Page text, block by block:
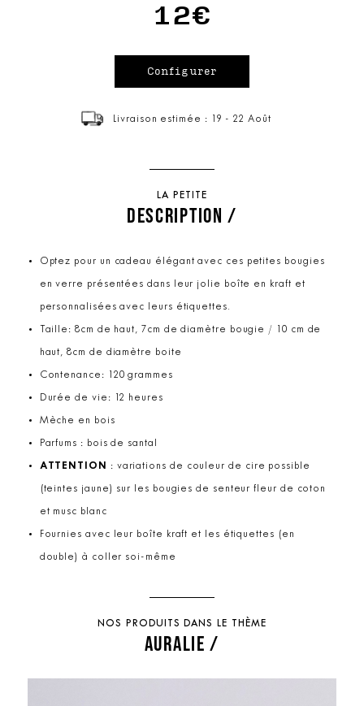
12€
Livraison estimée : 19 - 22 Août
LA PETITE
DESCRIPTION /
Optez pour un cadeau élégant avec ces petites bougies
en verre présentées dans leur jolie boîte en kraft et
personnalisées avec leurs étiquettes.
Taille: 8cm de haut, 7cm de diamètre bougie / 10 cm de
haut, 8cm de diamètre boite
Contenance: 120 grammes
Durée de vie: 12 heures
Mèche en bois
Parfums : bois de santal
ATTENTION : variations de couleur de cire possible
(teintes jaune) sur les bougies de senteur fleur de coton
et musc blanc
Fournies avec leur boîte kraft et les étiquettes (en
double) à coller soi-même
NOS PRODUITS DANS LE THÈME
AURALIE /